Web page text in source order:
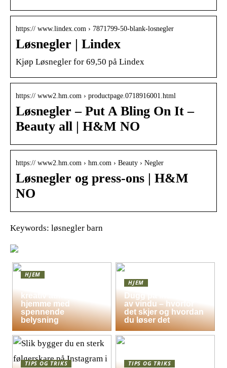
https:// www.lindex.com › 7871799-50-blank-losnegler
Løsnegler | Lindex
Kjøp Løsnegler for 69,50 på Lindex
https:// www2.hm.com › productpage.0718916001.html
Løsnegler – Put A Bling On It –
Beauty all | H&M NO
https:// www2.hm.com › hm.com › Beauty › Negler
Løsnegler og press-ons | H&M
NO
Keywords: løsnegler barn
HJEM
kreativ atmosfære
hjemme med
spennende
belysning
HJEM
Dugg på indersiden
av vindu – hvorfor
det skjer og hvordan
du løser det
TIPS OG TRIKS TIPS OG TRIKS